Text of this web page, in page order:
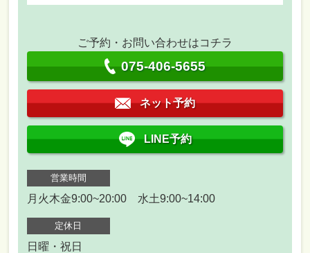
ご予約・お問い合わせはコチラ
075-406-5655
ネット予約
LINE予約
営業時間
月火木金9:00~20:00 水土9:00~14:00
定休日
日曜・祝日